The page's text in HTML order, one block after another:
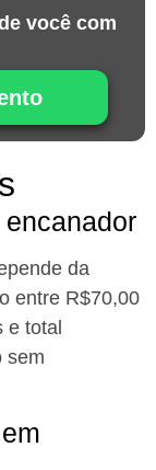
você com
da
entre R$70,00
e total
sem